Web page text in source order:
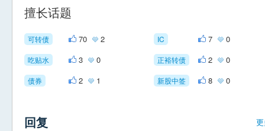
擅长话题
可转债 70 2 IC 7 0
吃贴水 3 0 正裕转债 2 0
债券 2 1 新股中签 8 0
回复